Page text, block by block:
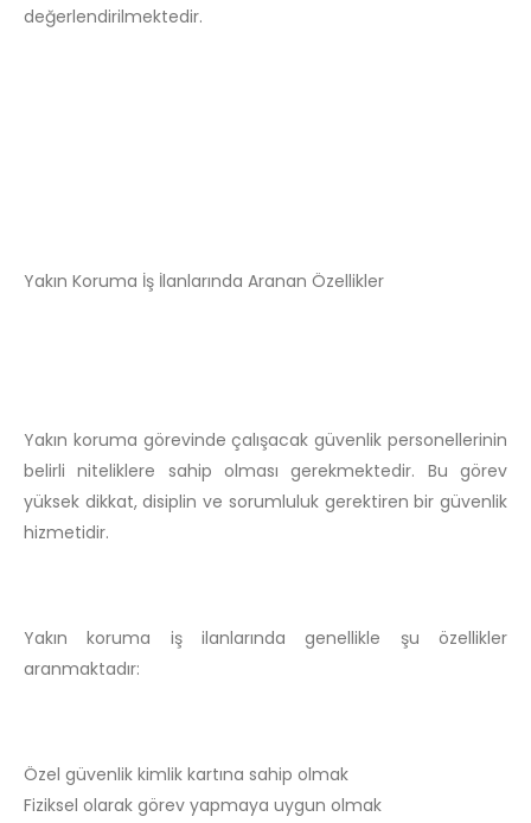
değerlendirilmektedir.
Yakın Koruma İş İlanlarında Aranan Özellikler
Yakın koruma görevinde çalışacak güvenlik personellerinin
belirli niteliklere sahip olması gerekmektedir. Bu görev
yüksek dikkat, disiplin ve sorumluluk gerektiren bir güvenlik
hizmetidir.
Yakın koruma iş ilanlarında genellikle şu özellikler
aranmaktadır:
Özel güvenlik kimlik kartına sahip olmak
Fiziksel olarak görev yapmaya uygun olmak